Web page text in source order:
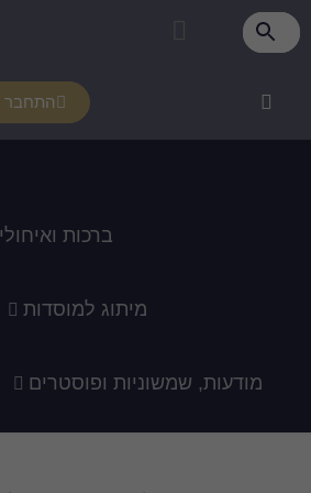
אירועים
כריכות ושערים
קבצים במתנה